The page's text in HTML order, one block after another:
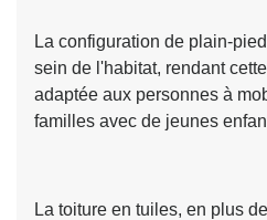
La configuration de plain-
sein de l'habitat, rendant
adaptée aux personnes à
familles avec de jeunes
La toiture en tuiles, en plus